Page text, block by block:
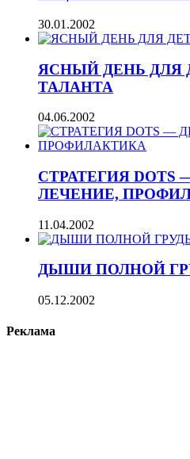
30.01.2002
ЯСНЫЙ ДЕНЬ ДЛЯ
ТАЛАНТА
04.06.2002
СТРАТЕГИЯ DOTS
ЛЕЧЕНИЕ,
11.04.2002
ДЫШИ ПОЛНОЙ
05.12.2002
Реклама